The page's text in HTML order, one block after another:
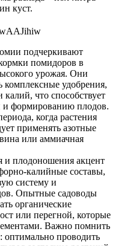
куст.
подчеркивают
помидоров в
урожая. Они
комплексные удобрения,
что способствует
и формированию плодов.
когда растения
применять азотные
или аммиачная
плодоношения акцент
калийные составы,
систему и
Опытные садоводы
органические
или перегной, которые
Важно помнить
оптимально проводить